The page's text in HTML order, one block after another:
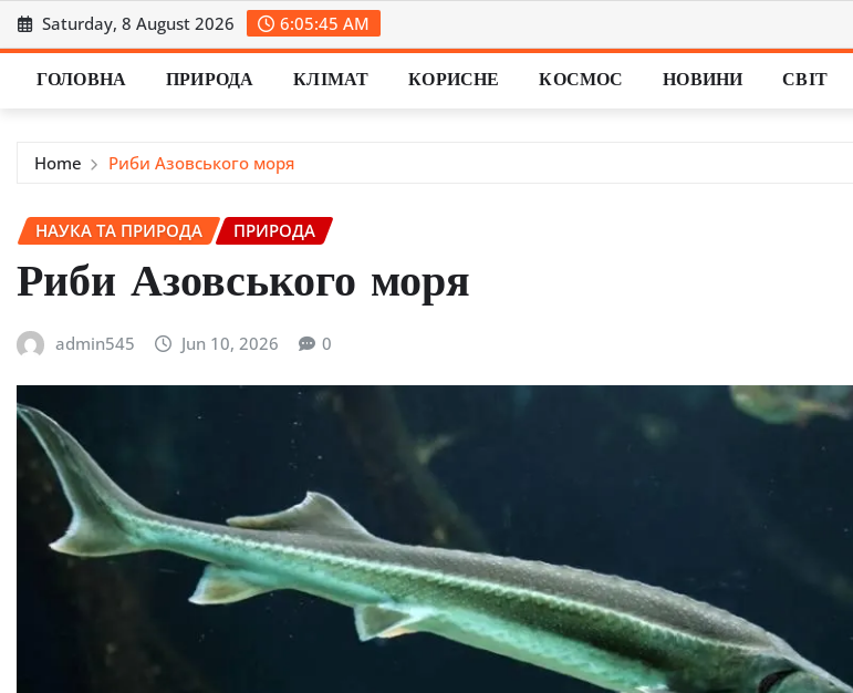
Skip
to
content
Saturday, 8 August 2026 6:05:46 AM
ГОЛОВНА ПРИРОДА КЛІМАТ КОРИСНЕ КОСМОС НОВИНИ СВІТ
Home Риби Азовського моря
НАУКА ТА ПРИРОДА ПРИРОДА
Риби Азовського моря
admin545 Jun 10, 2026 0